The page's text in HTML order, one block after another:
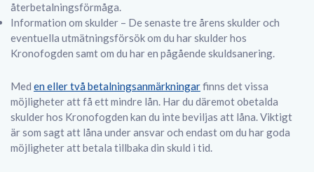
återbetalningsförmåga.
Information om skulder – De senaste tre årens skulder och
eventuella utmätningsförsök om du har skulder hos
Kronofogden samt om du har en pågående skuldsanering.
Med en eller två betalningsanmärkningarfinns det vissa
möjligheter att få ett mindre lån. Har du däremot obetalda
skulder hos Kronofogden kan du inte beviljas att låna. Viktigt
är som sagt att låna under ansvar och endast om du har goda
möjligheter att betala tillbaka din skuld i tid.